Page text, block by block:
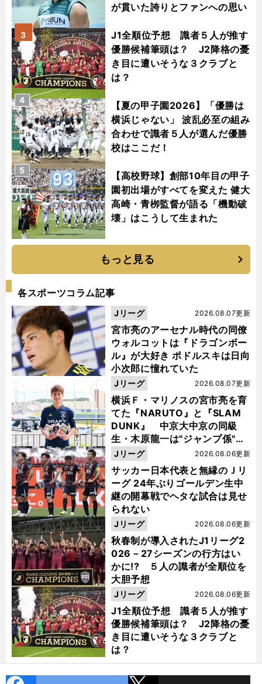
が貫いた誇りとファンへの思い
J1全順位予想 識者５人が推す
優勝候補筆頭は？ J2降格の憂
き目に遭いそうな３クラブと
は？
3
【夏の甲子園2026】「優勝は
横浜じゃない」 波乱必至の組み
合わせで識者５人が選んだ優勝
校はここだ！
4
【高校野球】創部10年目の甲子
園初出場がすべてを変えた 健大
高崎・青栁監督が語る「機動破
壊」はこうして生まれた
5
もっと見る
各スポーツコラム記事
宮市亮のアーセナル時代の同僚
ウォルコットは『ドラゴンボー
ル』が大好き ポドルスキは日向
小次郎に憧れていた
2026.08.07更新
Jリーグ
横浜Ｆ・マリノスの宮市亮を育
てた『NARUTO』と『SLAM
DUNK』 中京大中京の同級
生・木原龍一は"ジャンプ係"だ
った
2026.08.07更新
Jリーグ
サッカー日本代表と無縁のＪリ
ーグ 24年ぶりゴールデン生中
継の開幕戦でヘタな試合は見せ
られない
2026.08.06更新
Jリーグ
秋春制が導入されたJ1リーグ2
026－27シーズンの行方はい
かに!? ５人の識者が全順位を
大胆予想
2026.08.06更新
Jリーグ
J1全順位予想 識者５人が推す
優勝候補筆頭は？ J2降格の憂
き目に遭いそうな３クラブと
は？
2026.08.06更新
Jリーグ